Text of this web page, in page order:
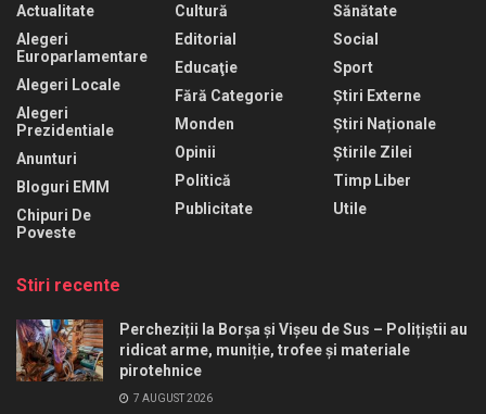
Actualitate
Alegeri
Europarlamentare
Alegeri Locale
Alegeri
Prezidentiale
Anunturi
Bloguri EMM
Chipuri De
Poveste
Cultură
Editorial
Educaţie
Fără Categorie
Monden
Opinii
Politică
Publicitate
Sănătate
Social
Sport
Știri Externe
Știri Naționale
Știrile Zilei
Timp Liber
Utile
Stiri recente
Percheziții la Borșa și Vișeu de Sus – Polițiștii au
ridicat arme, muniție, trofee și materiale
pirotehnice
7 AUGUST 2026